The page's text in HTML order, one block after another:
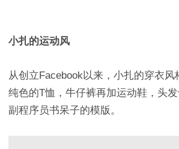
小扎的运动风
从创立Facebook以来，小扎的穿衣风
纯色的T恤，牛仔裤再加运动鞋，头
副程序员书呆子的模版。